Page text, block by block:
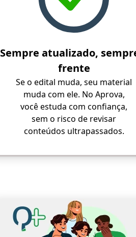
Sempre atualizado,
frente
Se o edital muda, seu material
muda com ele. No Aprova,
você estuda com confiança,
sem o risco de revisar
conteúdos ultrapassados.